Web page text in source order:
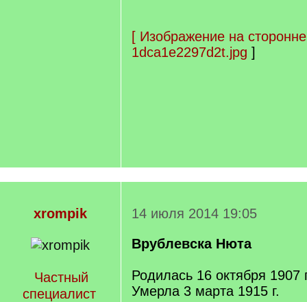
[ Изображение на
1dca1e2297d2t.jpg ]
xrompik
Частный
специалист
14 июля 2014 19:05
Врублевска Нюта
Родилась 16 октября 1907
Умерла 3 марта 1915 г.